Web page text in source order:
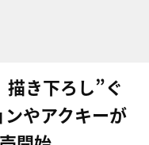
描き下ろし”ぐ
やアクキーが